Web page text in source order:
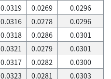
0.0319 0.0269
0.0296
0.0316 0.0278
0.0296
0.0318 0.0286
0.0301
0.0321 0.0279
0.0301
0.0317 0.0282
0.0300
0.0323 0.0281
0.0303